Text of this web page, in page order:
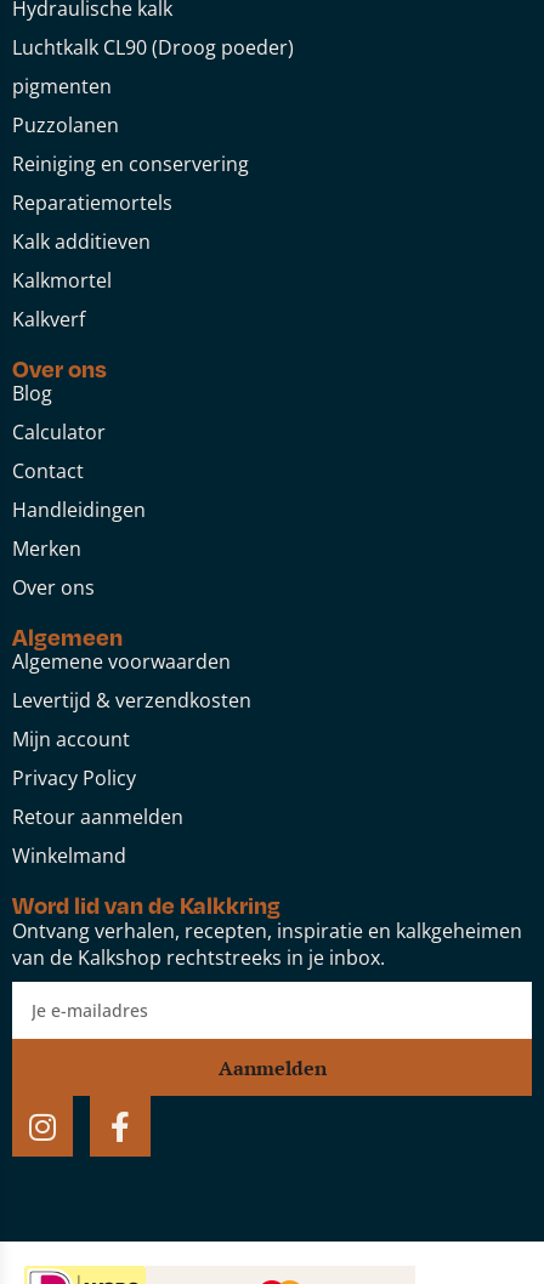
Hydraulische kalk
Luchtkalk CL90 (Droog poeder)
pigmenten
Puzzolanen
Reiniging en conservering
Reparatiemortels
Kalk additieven
Kalkmortel
Kalkverf
Over ons
Blog
Calculator
Contact
Handleidingen
Merken
Over ons
Algemeen
Algemene voorwaarden
Levertijd & verzendkosten
Mijn account
Privacy Policy
Retour aanmelden
Winkelmand
Word lid van de Kalkkring
Ontvang verhalen, recepten, inspiratie en kalkgeheimen
van de Kalkshop rechtstreeks in je inbox.
Aanmelden